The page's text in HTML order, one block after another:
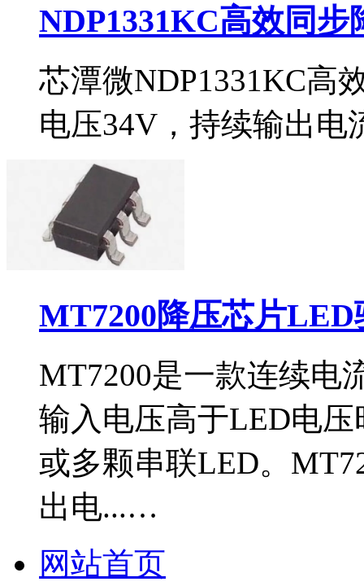
NDP1331KC高效同
芯潭微NDP1331KC高
电压34V，持续输出
MT7200降压芯片
MT7200是一款连续电
输入电压高于LED电
或多颗串联LED。
出电...…
网站首页